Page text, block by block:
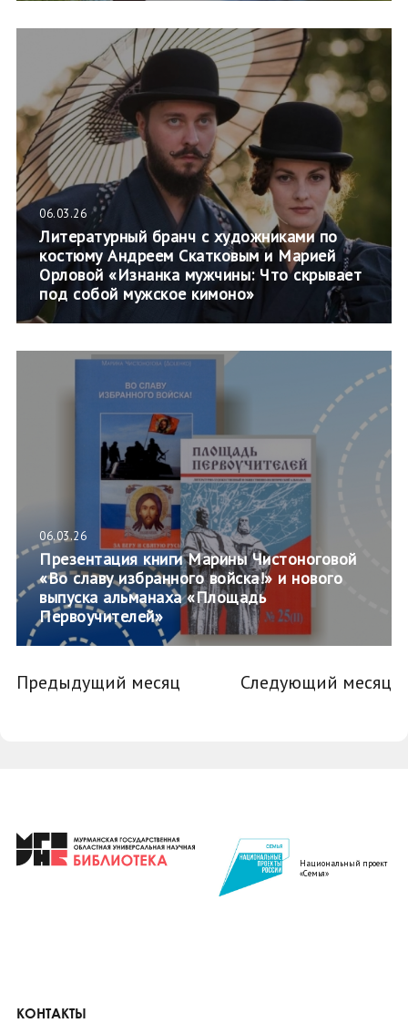
06.03.26
Литературный бранч с художниками по
костюму Андреем Скатковым и Марией
Орловой «Изнанка мужчины: Что скрывает
под собой мужское кимоно»
06.03.26
Презентация книги Марины Чистоноговой
«Во славу избранного войска!» и нового
выпуска альманаха «Площадь
Первоучителей»
Предыдущий месяц Следующий месяц
Национальный проект
«Семья»
КОНТАКТЫ